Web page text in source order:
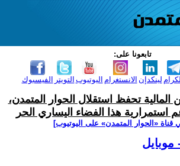
تابعونا على:
الفيسبوك التويتر اليوتيوب الانستغرام لينكدإن
المالية تحفظ استقلال الحوار المتمدن،
استمرارية هذا الفضاء اليساري الحر
‫«الحوار المتمدن» على اليوتيوب]
موبايل